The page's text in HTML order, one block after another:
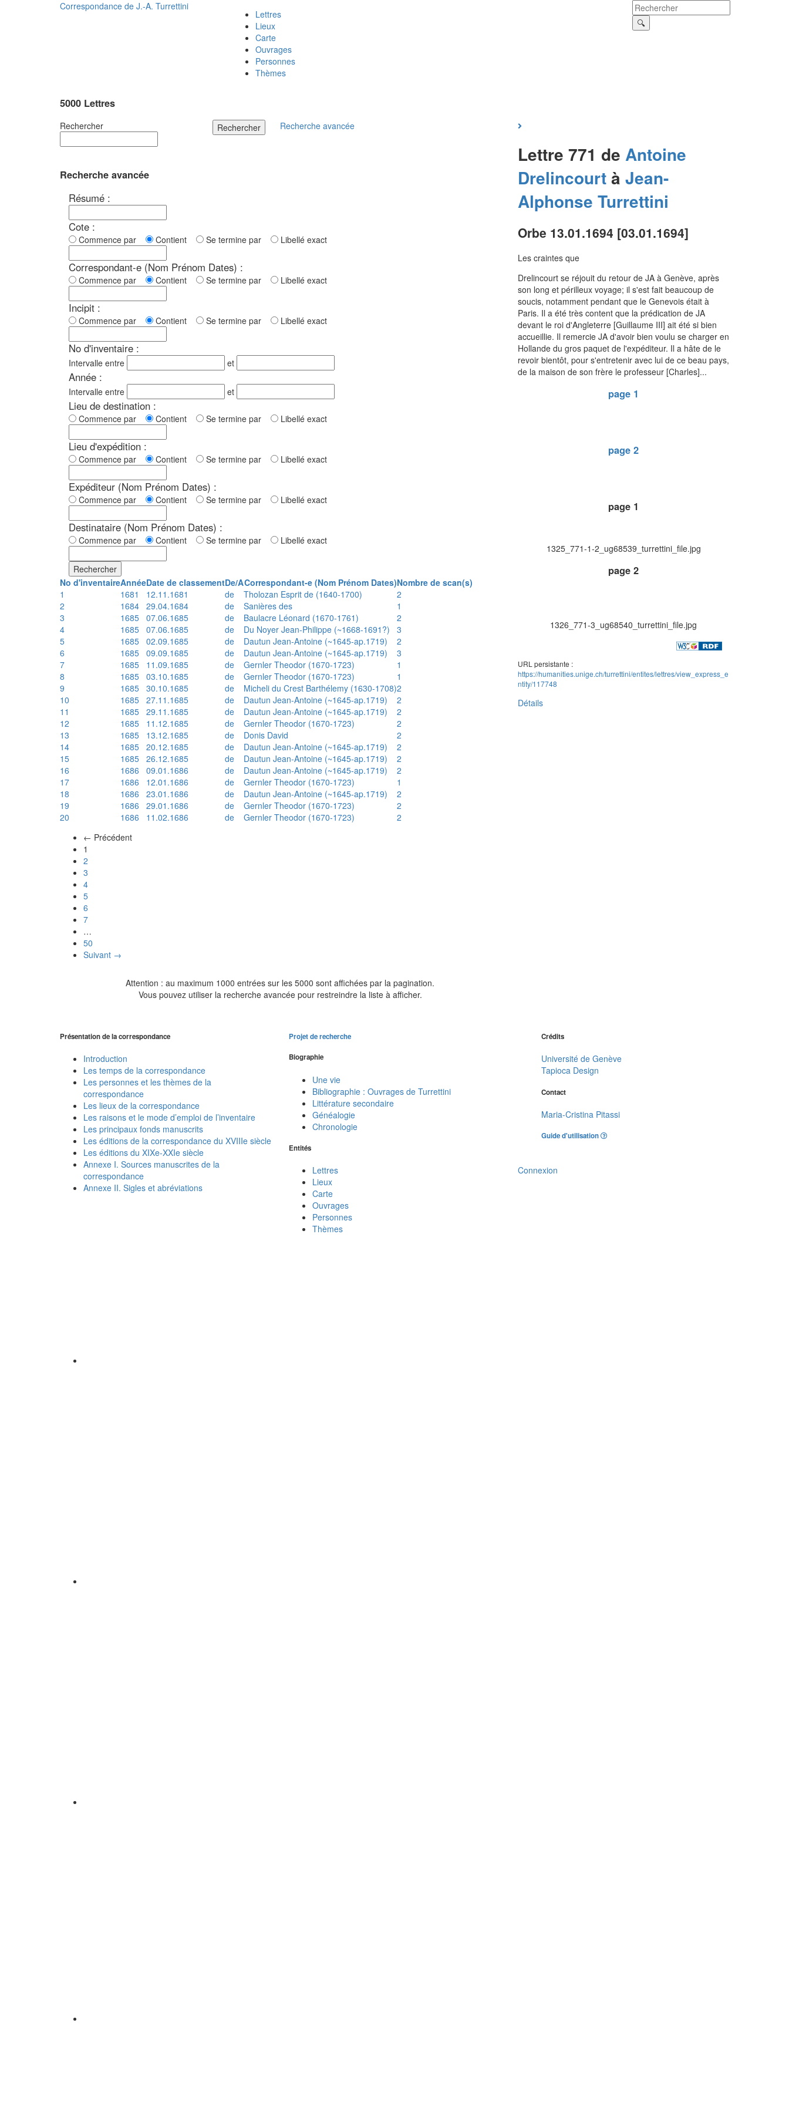
Correspondance de J.-A. Turrettini
Lettres
Lieux
Carte
Ouvrages
Personnes
Thèmes
5000 Lettres
Rechercher Rechercher Recherche avancée
Recherche avancée
Résumé :
Cote :
Commence par Contient Se termine par Libellé exact
Correspondant-e (Nom Prénom Dates) :
Commence par Contient Se termine par Libellé exact
Incipit :
Commence par Contient Se termine par Libellé exact
No d'inventaire :
Intervalle entre et
Année :
Intervalle entre et
Lieu de destination :
Commence par Contient Se termine par Libellé exact
Lieu d'expédition :
Commence par Contient Se termine par Libellé exact
Expéditeur (Nom Prénom Dates) :
Commence par Contient Se termine par Libellé exact
Destinataire (Nom Prénom Dates) :
Commence par Contient Se termine par Libellé exact
Rechercher
No d'inventaireAnnéeDate de classementDe/ACorrespondant-e (Nom Prénom Dates)Nombre de scan(s)
1
1681 12.11.1681 de Tholozan Esprit de (1640-1700)
2
2
1684 29.04.1684 de Sanières des
1
3
1685 07.06.1685 de Baulacre Léonard (1670-1761)
2
4
1685 07.06.1685 de Du Noyer Jean-Philippe (~1668-1691?)
3
5
1685 02.09.1685 de Dautun Jean-Antoine (~1645-ap.1719)
2
6
1685 09.09.1685 de Dautun Jean-Antoine (~1645-ap.1719)
3
7
1685 11.09.1685 de Gernler Theodor (1670-1723)
1
8
1685 03.10.1685 de Gernler Theodor (1670-1723)
1
9
1685 30.10.1685 de Micheli du Crest Barthélemy (1630-1708)2
10
1685 27.11.1685 de Dautun Jean-Antoine (~1645-ap.1719)
2
11
1685 29.11.1685 de Dautun Jean-Antoine (~1645-ap.1719)
2
12
1685 11.12.1685 de Gernler Theodor (1670-1723)
2
13
1685 13.12.1685 de Donis David
2
14
1685 20.12.1685 de Dautun Jean-Antoine (~1645-ap.1719)
2
15
1685 26.12.1685 de Dautun Jean-Antoine (~1645-ap.1719)
2
16
1686 09.01.1686 de Dautun Jean-Antoine (~1645-ap.1719)
2
17
1686 12.01.1686 de Gernler Theodor (1670-1723)
1
18
1686 23.01.1686 de Dautun Jean-Antoine (~1645-ap.1719)
2
19
1686 29.01.1686 de Gernler Theodor (1670-1723)
2
20
1686 11.02.1686 de Gernler Theodor (1670-1723)
2
← Précédent
1
2
3
4
5
6
7
…
50
Suivant →
Attention : au maximum 1000 entrées sur les 5000 sont affichées par la pagination.
Vous pouvez utiliser la recherche avancée pour restreindre la liste à afficher.
Lettre 771 de Antoine
Drelincourtà Jean-
Alphonse Turrettini
Orbe 13.01.1694 [03.01.1694]
Les craintes que
Drelincourt se réjouit du retour de JA à Genève, après
son long et périlleux voyage; il s'est fait beaucoup de
soucis, notamment pendant que le Genevois était à
Paris. Il a été très content que la prédication de JA
devant le roi d'Angleterre [Guillaume III] ait été si bien
accueillie. Il remercie JA d'avoir bien voulu se charger en
Hollande du gros paquet de l'expéditeur. Il a hâte de le
revoir bientôt, pour s'entretenir avec lui de ce beau pays,
de la maison de son frère le professeur [Charles]...
page 1
page 2
page 1
1325_771-1-2_ug68539_turrettini_file.jpg
page 2
1326_771-3_ug68540_turrettini_file.jpg
URL persistante :
https://humanities.unige.ch/turrettini/entites/lettres/view_express_e
ntity/117748
Détails
Présentation de la correspondance
Introduction
Les temps de la correspondance
Les personnes et les thèmes de la
correspondance
Les lieux de la correspondance
Les raisons et le mode d’emploi de l’inventaire
Les principaux fonds manuscrits
Les éditions de la correspondance du XVIIIe siècle
Les éditions du XIXe-XXIe siècle
Annexe I. Sources manuscrites de la
correspondance
Annexe II. Sigles et abréviations
Projet de recherche
Biographie
Une vie
Bibliographie : Ouvrages de Turrettini
Littérature secondaire
Généalogie
Chronologie
Entités
Lettres
Lieux
Carte
Ouvrages
Personnes
Thèmes
Crédits
Université de Genève
Tapioca Design
Contact
Maria-Cristina Pitassi
Guide d'utilisation
Connexion